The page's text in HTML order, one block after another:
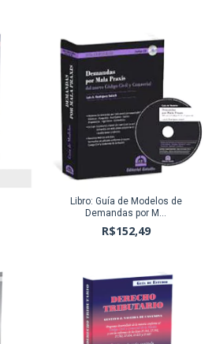
Libro: Guía de Modelos de
Demandas por M...
R$152,49